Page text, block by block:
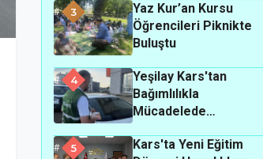
3
Yaz Kur’an Kursu
Öğrencileri Piknikte
Buluştu
4
Yeşilay Kars'tan
Bağımlılıkla
Mücadelede
Seferberliği
5
Kars'ta Yeni Eğitim